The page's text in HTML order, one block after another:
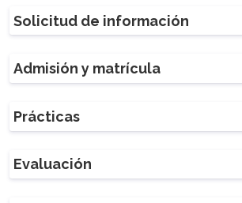
Solicitud de información
Admisión y matrícula
Prácticas
Evaluación